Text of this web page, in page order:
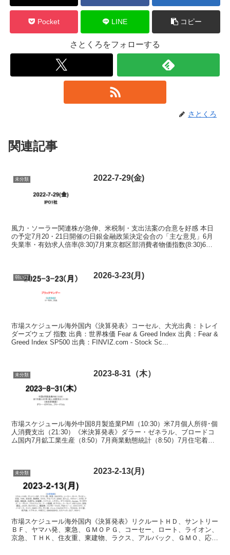
Pocket LINE コピー
さとくろをフォローする
さとくろ
関連記事
未分類 2022-7-29(金)
風力・ソーラー関連株が急伸、米税制・支出法案の合意を好感 本日
の予定7月20・21日開催の日銀金融政策決定会合の「主な意見」6月
失業率・有効求人倍率(8:30)7月東京都区部消費者物価指数(8:30)6月
弱い日 2026-3-23(月)
市場スケジュール海外国内《決算発表》コーセル、大光出典：トレイ
ダーズウェブ 指数 出典：世界株価 Fear & Greed Index 出典：Fear &
Greed Index SP500 出典：FINVIZ.com - Stock Sc...
未分類 2023-8-31（木）
市場スケジュール海外中国8月製造業PMI（10:30）米7月個人所得･個
人消費支出（21:30）《米決算発表》ダラー・ゼネラル、ブロードコ
ム国内7月鉱工業生産（8:50）7月商業動態統計（8:50）7月住宅着工
未分類 2023-2-13(月)
市場スケジュール海外国内《決算発表》リクルートＨＤ、サントリー
ＢＦ、ヤマハ発、東急、ＧＭＯＰＧ、コーセー、ロート、ライオン、
京急、ＴＨＫ、住友重、東建物、ラクス、アルバック、ＧＭＯ、応化